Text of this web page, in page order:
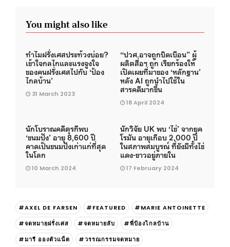
You might also like
ทำไมฝรั่งเศสประท้วงบ่อย?
เข้าใจกลไกและแรงจูงใจ
ของคนฝรั่งเศสไปกับ ‘ป้อง
ไกลบ้าน’
31 March 2023
“ปวศ.อาจถูกบิดเบือน” ผู้
ผลิตสื่อฯ ถูก เรียกร้องให้
เปิดเผยที่มาของ ‘หลักฐาน’
หลัง AI ถูกนำไปใช้ใน
สารคดีมากขึ้น
18 April 2024
นักโบราณคดีตุรกีพบ
‘ขนมปัง’ อายุ 8,600 ปี
คาดเป็นขนมปังเก่าแก่ที่สุด
ในโลก
10 March 2024
นักวิจัย UK พบ ‘ไข่’ จากยุค
โรมัน อายุเกือบ 2,000 ปี
ในสภาพสมบูรณ์ ที่ยังมีทั้งไข่
แดง-ขาวอยู่ภายใน
17 February 2024
#AXEL DE FARSEN #FEATURED
#MARIE ANTOINETTE
#จดหมายฝรั่งเศส
#จดหมายลับ
#พี่ป้องไกลบ้าน
#มารี อองตัวแน็ต
#วรรณกรรมจดหมาย